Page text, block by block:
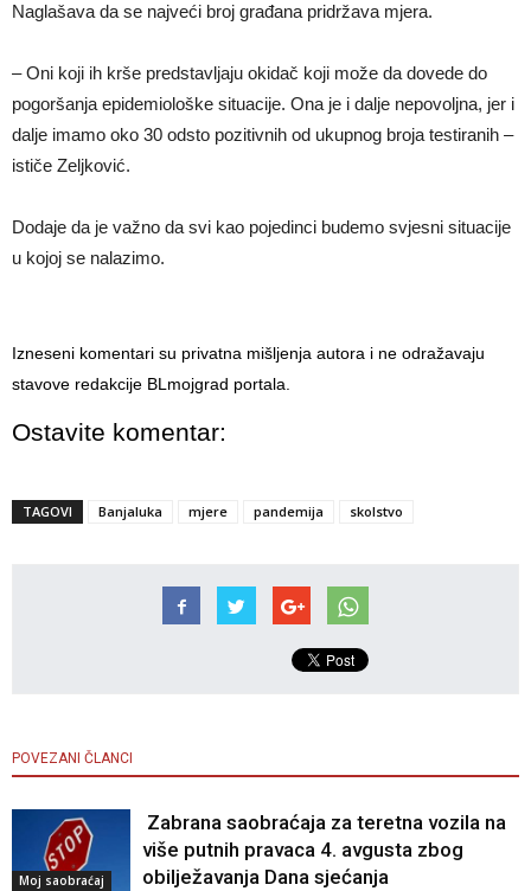
Naglašava da se najveći broj građana pridržava mjera.
– Oni koji ih krše predstavljaju okidač koji može da dovede do
pogoršanja epidemiološke situacije. Ona je i dalje nepovoljna, jer i
dalje imamo oko 30 odsto pozitivnih od ukupnog broja testiranih –
ističe Zeljković.
Dodaje da je važno da svi kao pojedinci budemo svjesni situacije
u kojoj se nalazimo.
Izneseni komentari su privatna mišljenja autora i ne odražavaju
stavove redakcije BLmojgrad portala.
Ostavite komentar:
TAGOVI Banjaluka mjere pandemija skolstvo
POVEZANI ČLANCI
Moj saobraćaj
Zabrana saobraćaja za teretna vozila na
više putnih pravaca 4. avgusta zbog
obilježavanja Dana sjećanja